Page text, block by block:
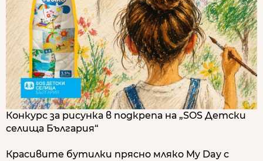
Конкурс за рисунка в подкрепа на „SOS Детски
селища България“
Красивите бутилки прясно мляко My Day с